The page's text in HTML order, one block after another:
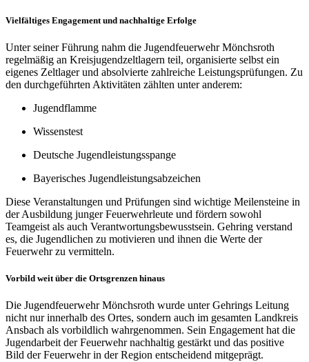
Vielfältiges Engagement und nachhaltige Erfolge
Unter seiner Führung nahm die Jugendfeuerwehr Mönchsroth
regelmäßig an Kreisjugendzeltlagern teil, organisierte selbst ein
eigenes Zeltlager und absolvierte zahlreiche Leistungsprüfungen. Zu
den durchgeführten Aktivitäten zählten unter anderem:
Jugendflamme
Wissenstest
Deutsche Jugendleistungsspange
Bayerisches Jugendleistungsabzeichen
Diese Veranstaltungen und Prüfungen sind wichtige Meilensteine in
der Ausbildung junger Feuerwehrleute und fördern sowohl
Teamgeist als auch Verantwortungsbewusstsein. Gehring verstand
es, die Jugendlichen zu motivieren und ihnen die Werte der
Feuerwehr zu vermitteln.
Vorbild weit über die Ortsgrenzen hinaus
Die Jugendfeuerwehr Mönchsroth wurde unter Gehrings Leitung
nicht nur innerhalb des Ortes, sondern auch im gesamten Landkreis
Ansbach als vorbildlich wahrgenommen. Sein Engagement hat die
Jugendarbeit der Feuerwehr nachhaltig gestärkt und das positive
Bild der Feuerwehr in der Region entscheidend mitgeprägt.